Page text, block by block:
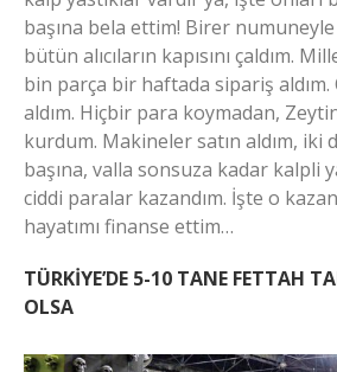
başına bela ettim! Birer
bütün alıcıların kapısını çaldım.
bin parça bir haftada sipariş
aldım. Hiçbir para koymadan,
kurdum. Makineler satın aldım, iki
başına, valla sonsuza kadar kalpli
ciddi paralar kazandım. İşte o
hayatımı finanse ettim…
TÜRKİYE’DE 5-10 TANE FETTAH
OLSA